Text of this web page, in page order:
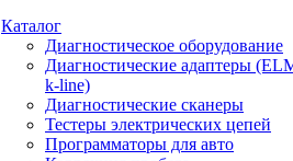
Каталог
Диагностическое оборудование
Диагностические адаптеры
k-line)
Диагностические сканеры
Тестеры электрических цепей
Программаторы для авто